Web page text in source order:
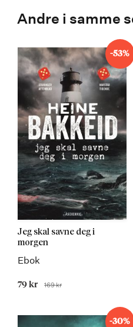
Andre i samme
-53%
Jeg skal savne deg i
morgen
Ebok
Tilbudspris
79 kr Før
169 kr
-30%